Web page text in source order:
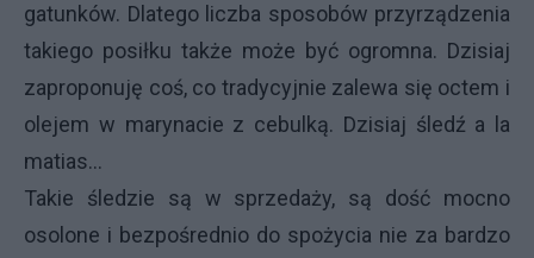
gatunków. Dlatego liczba sposobów przyrządzenia
takiego posiłku także może być ogromna. Dzisiaj
zaproponuję coś, co tradycyjnie zalewa się octem i
olejem w marynacie z cebulką. Dzisiaj śledź a la
matias...
Takie śledzie są w sprzedaży, są dość mocno
osolone i bezpośrednio do spożycia nie za bardzo